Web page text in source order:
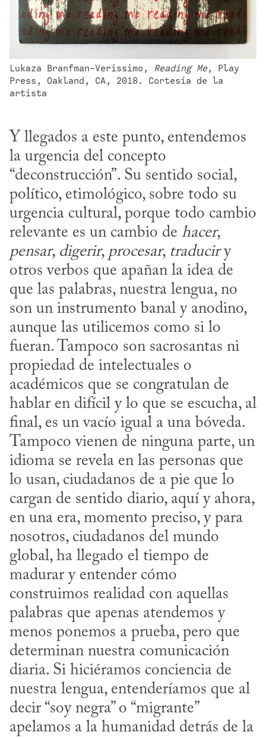
Lukaza Branfman-Verissimo, Reading Me, Play
Press, Oakland, CA, 2018. Cortesía de la
artista
Y llegados a este punto, entendemos
la urgencia del concepto
“deconstrucción”. Su sentido social,
político, etimológico, sobre todo su
urgencia cultural, porque todo cambio
relevante es un cambio de hacer,
pensar, digerir, procesar, traducir y
otros verbos que apañan la idea de
que las palabras, nuestra lengua, no
son un instrumento banal y anodino,
aunque las utilicemos como si lo
fueran. Tampoco son sacrosantas ni
propiedad de intelectuales o
académicos que se congratulan de
hablar en difícil y lo que se escucha, al
final, es un vacío igual a una bóveda.
Tampoco vienen de ninguna parte, un
idioma se revela en las personas que
lo usan, ciudadanos de a pie que lo
cargan de sentido diario, aquí y ahora,
en una era, momento preciso, y para
nosotros, ciudadanos del mundo
global, ha llegado el tiempo de
madurar y entender cómo
construimos realidad con aquellas
palabras que apenas atendemos y
menos ponemos a prueba, pero que
determinan nuestra comunicación
diaria. Si hiciéramos conciencia de
nuestra lengua, entenderíamos que al
decir “soy negra” o “migrante”
apelamos a la humanidad detrás de la